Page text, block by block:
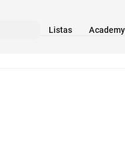
Listas Academy